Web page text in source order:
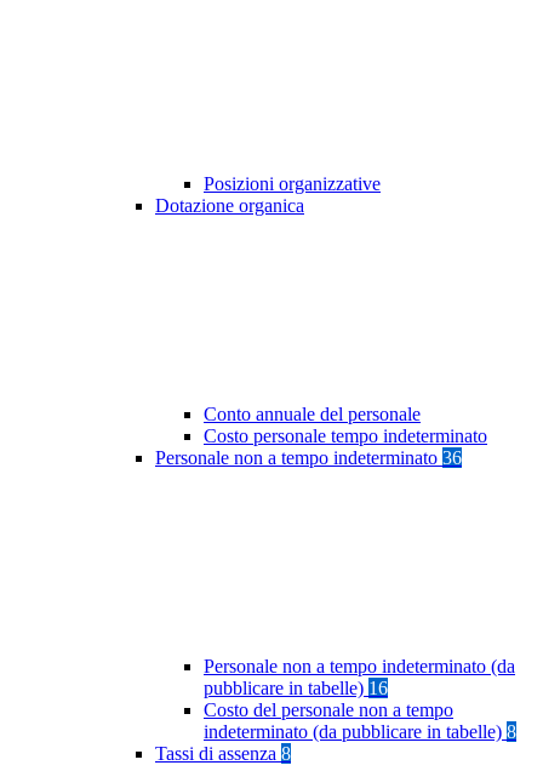
Posizioni organizzative
Dotazione organica
Conto annuale del personale
Costo personale tempo indeterminato
Personale non a tempo indeterminato 36
Personale non a tempo indeterminato (da
pubblicare in tabelle) 16
Costo del personale non a tempo
indeterminato (da pubblicare in tabelle) 8
Tassi di assenza 8